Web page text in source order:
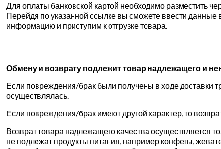
Для оплаты банковской картой необходимо разместить
Перейдя по указанной ссылке вы сможете ввести данные
информацию и приступим к отгрузке товара.
Обмену и возврату подлежит товар надлежащего и
Если повреждения/брак были получены в ходе доставки
осуществлялась.
Если повреждения/брак имеют другой характер, то
Возврат товара надлежащего качества осуществляется
не подлежат продукты питания, например конфеты,